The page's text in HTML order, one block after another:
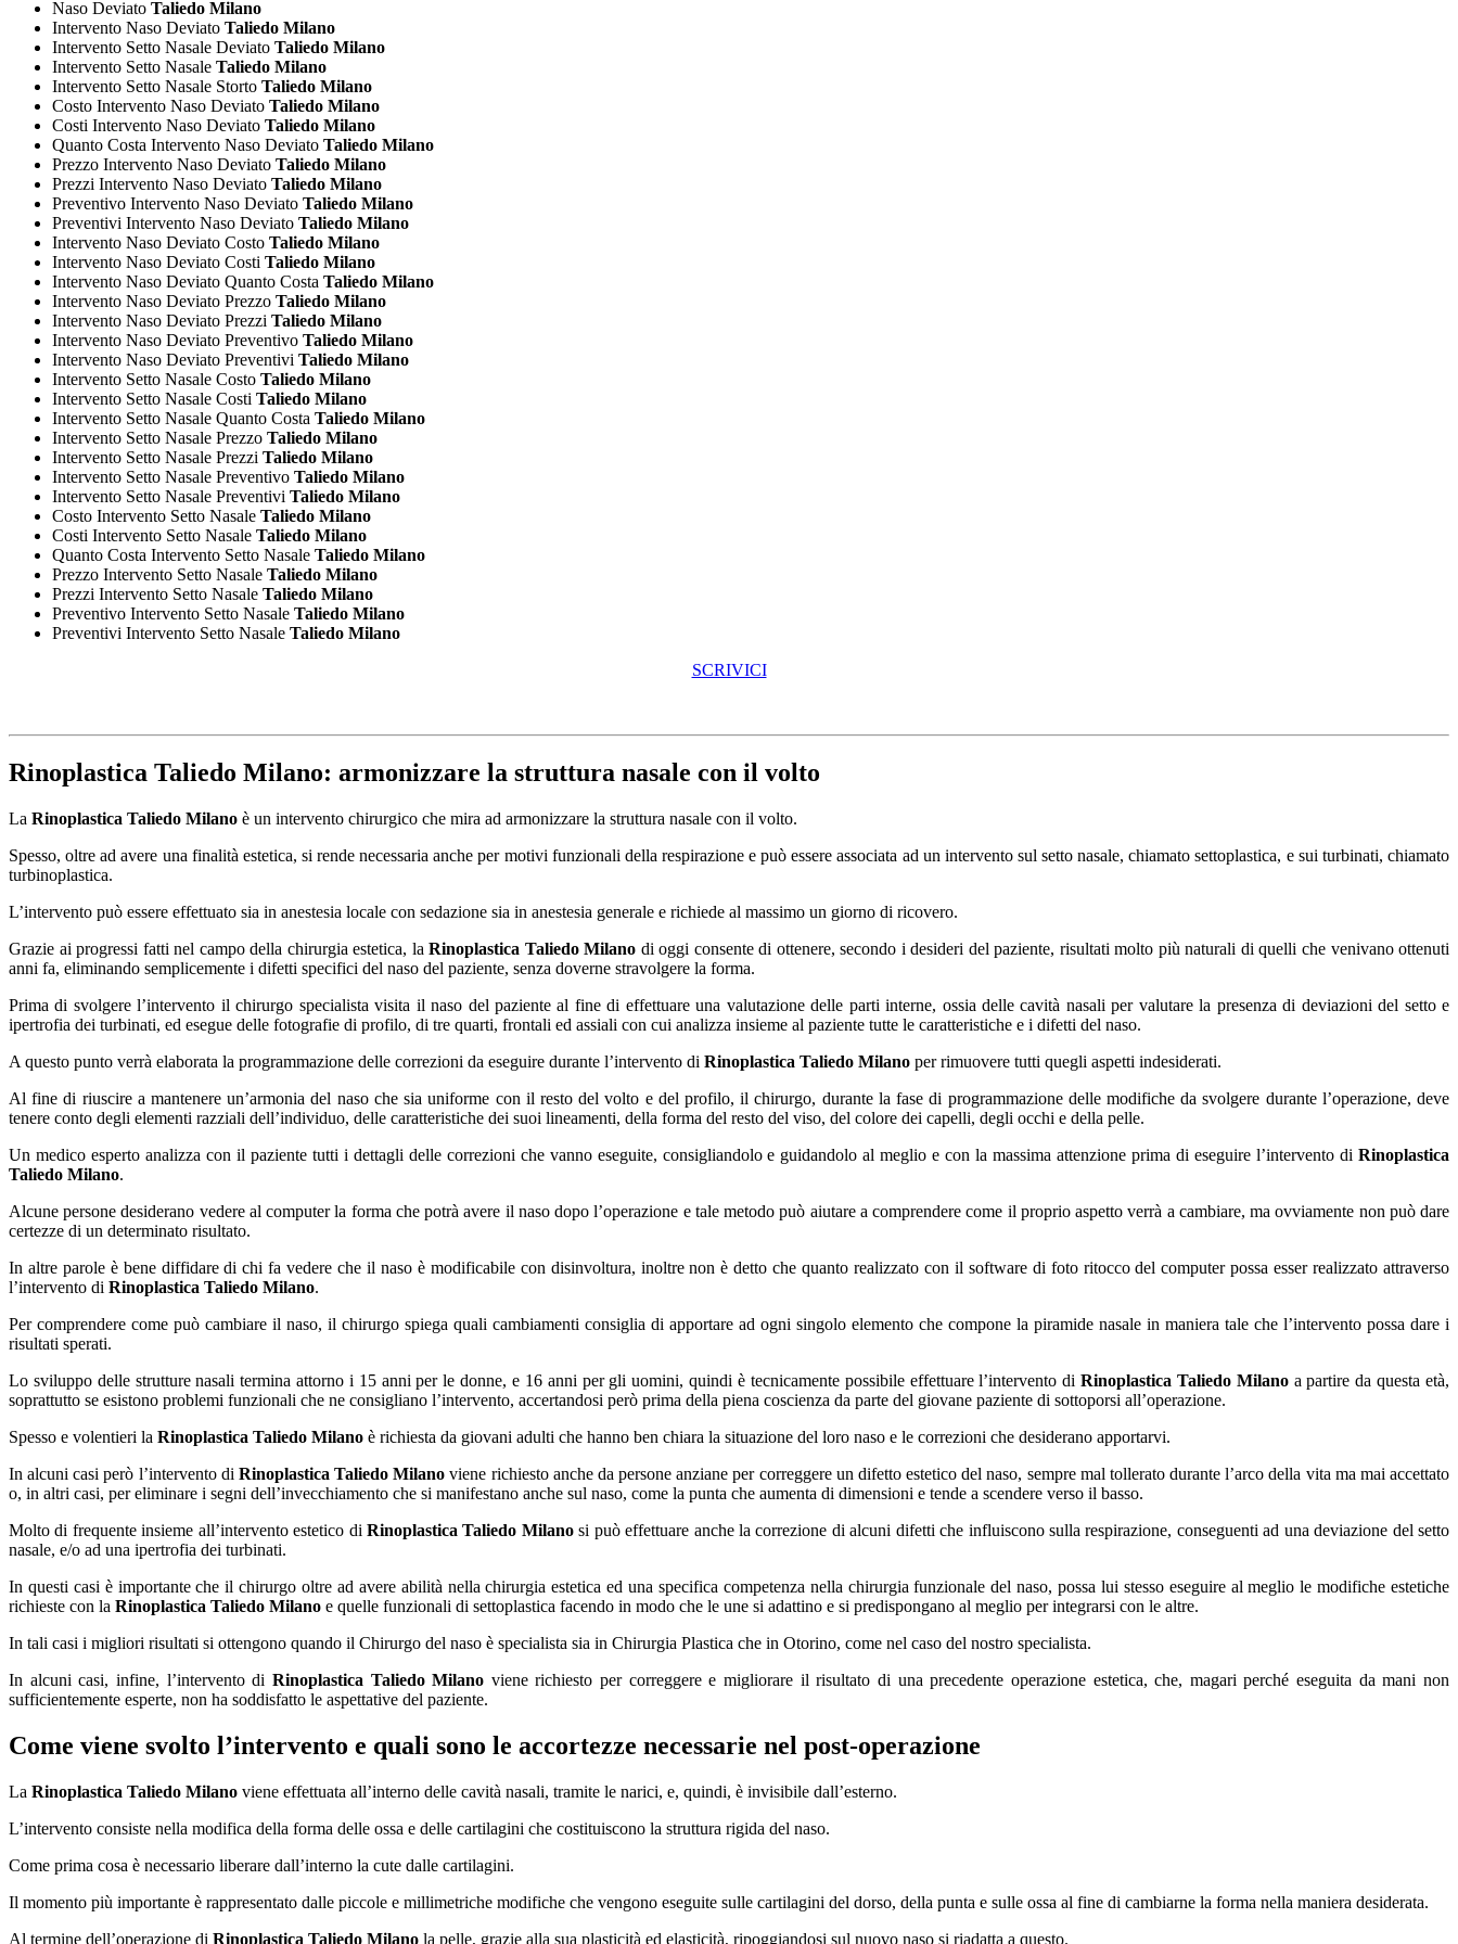
Naso Deviato Taliedo Milano
Intervento Naso Deviato Taliedo Milano
Intervento Setto Nasale Deviato Taliedo Milano
Intervento Setto Nasale Taliedo Milano
Intervento Setto Nasale Storto Taliedo Milano
Costo Intervento Naso Deviato Taliedo Milano
Costi Intervento Naso Deviato Taliedo Milano
Quanto Costa Intervento Naso Deviato Taliedo Milano
Prezzo Intervento Naso Deviato Taliedo Milano
Prezzi Intervento Naso Deviato Taliedo Milano
Preventivo Intervento Naso Deviato Taliedo Milano
Preventivi Intervento Naso Deviato Taliedo Milano
Intervento Naso Deviato Costo Taliedo Milano
Intervento Naso Deviato Costi Taliedo Milano
Intervento Naso Deviato Quanto Costa Taliedo Milano
Intervento Naso Deviato Prezzo Taliedo Milano
Intervento Naso Deviato Prezzi Taliedo Milano
Intervento Naso Deviato Preventivo Taliedo Milano
Intervento Naso Deviato Preventivi Taliedo Milano
Intervento Setto Nasale Costo Taliedo Milano
Intervento Setto Nasale Costi Taliedo Milano
Intervento Setto Nasale Quanto Costa Taliedo Milano
Intervento Setto Nasale Prezzo Taliedo Milano
Intervento Setto Nasale Prezzi Taliedo Milano
Intervento Setto Nasale Preventivo Taliedo Milano
Intervento Setto Nasale Preventivi Taliedo Milano
Costo Intervento Setto Nasale Taliedo Milano
Costi Intervento Setto Nasale Taliedo Milano
Quanto Costa Intervento Setto Nasale Taliedo Milano
Prezzo Intervento Setto Nasale Taliedo Milano
Prezzi Intervento Setto Nasale Taliedo Milano
Preventivo Intervento Setto Nasale Taliedo Milano
Preventivi Intervento Setto Nasale Taliedo Milano
SCRIVICI
Rinoplastica Taliedo Milano: armonizzare la struttura nasale con il volto
La Rinoplastica Taliedo Milano è un intervento chirurgico che mira ad armonizzare la struttura nasale con il volto.
Spesso, oltre ad avere una finalità estetica, si rende necessaria anche per motivi funzionali della respirazione e può essere associata ad un intervento sul setto nasale, chiamato settoplastica, e sui turbinati, chiamato
turbinoplastica.
L’intervento può essere effettuato sia in anestesia locale con sedazione sia in anestesia generale e richiede al massimo un giorno di ricovero.
Grazie ai progressi fatti nel campo della chirurgia estetica, laRinoplastica Taliedo Milano di oggi consente di ottenere, secondo i desideri del paziente, risultati molto più naturali di quelli che venivano ottenuti
anni fa, eliminando semplicemente i difetti specifici del naso del paziente, senza doverne stravolgere la forma.
Prima di svolgere l’intervento il chirurgo specialista visita il naso del paziente al fine di effettuare una valutazione delle parti interne, ossia delle cavità nasali per valutare la presenza di deviazioni del setto e
ipertrofia dei turbinati, ed esegue delle fotografie di profilo, di tre quarti, frontali ed assiali con cui analizza insieme al paziente tutte le caratteristiche e i difetti del naso.
A questo punto verrà elaborata la programmazione delle correzioni da eseguire durante l’intervento di Rinoplastica Taliedo Milano per rimuovere tutti quegli aspetti indesiderati.
Al fine di riuscire a mantenere un’armonia del naso che sia uniforme con il resto del volto e del profilo, il chirurgo, durante la fase di programmazione delle modifiche da svolgere durante l’operazione, deve
tenere conto degli elementi razziali dell’individuo, delle caratteristiche dei suoi lineamenti, della forma del resto del viso, del colore dei capelli, degli occhi e della pelle.
Un medico esperto analizza con il paziente tutti i dettagli delle correzioni che vanno eseguite, consigliandolo e guidandolo al meglio e con la massima attenzione prima di eseguire l’intervento di Rinoplastica
Taliedo Milano.
Alcune persone desiderano vedere al computer la forma che potrà avere il naso dopo l’operazione e tale metodo può aiutare a comprendere come il proprio aspetto verrà a cambiare, ma ovviamente non può dare
certezze di un determinato risultato.
In altre parole è bene diffidare di chi fa vedere che il naso è modificabile con disinvoltura, inoltre non è detto che quanto realizzato con il software di foto ritocco del computer possa esser realizzato attraverso
l’intervento di Rinoplastica Taliedo Milano.
Per comprendere come può cambiare il naso, il chirurgo spiega quali cambiamenti consiglia di apportare ad ogni singolo elemento che compone la piramide nasale in maniera tale che l’intervento possa dare i
risultati sperati.
Lo sviluppo delle strutture nasali termina attorno i 15 anni per le donne, e 16 anni per gli uomini, quindi è tecnicamente possibile effettuare l’intervento diRinoplastica Taliedo Milanoa partire da questa età,
soprattutto se esistono problemi funzionali che ne consigliano l’intervento, accertandosi però prima della piena coscienza da parte del giovane paziente di sottoporsi all’operazione.
Spesso e volentieri la Rinoplastica Taliedo Milano è richiesta da giovani adulti che hanno ben chiara la situazione del loro naso e le correzioni che desiderano apportarvi.
In alcuni casi però l’intervento di Rinoplastica Taliedo Milano viene richiesto anche da persone anziane per correggere un difetto estetico del naso, sempre mal tollerato durante l’arco della vita ma mai accettato
o, in altri casi, per eliminare i segni dell’invecchiamento che si manifestano anche sul naso, come la punta che aumenta di dimensioni e tende a scendere verso il basso.
Molto di frequente insieme all’intervento estetico di Rinoplastica Taliedo Milanosi può effettuare anche la correzione di alcuni difetti che influiscono sulla respirazione, conseguenti ad una deviazione del setto
nasale, e/o ad una ipertrofia dei turbinati.
In questi casi è importante che il chirurgo oltre ad avere abilità nella chirurgia estetica ed una specifica competenza nella chirurgia funzionale del naso, possa lui stesso eseguire al meglio le modifiche estetiche
richieste con la Rinoplastica Taliedo Milano e quelle funzionali di settoplastica facendo in modo che le une si adattino e si predispongano al meglio per integrarsi con le altre.
In tali casi i migliori risultati si ottengono quando il Chirurgo del naso è specialista sia in Chirurgia Plastica che in Otorino, come nel caso del nostro specialista.
In alcuni casi, infine, l’intervento di Rinoplastica Taliedo Milano viene richiesto per correggere e migliorare il risultato di una precedente operazione estetica, che, magari perché eseguita da mani non
sufficientemente esperte, non ha soddisfatto le aspettative del paziente.
Come viene svolto l’intervento e quali sono le accortezze necessarie nel post-operazione
La Rinoplastica Taliedo Milano viene effettuata all’interno delle cavità nasali, tramite le narici, e, quindi, è invisibile dall’esterno.
L’intervento consiste nella modifica della forma delle ossa e delle cartilagini che costituiscono la struttura rigida del naso.
Come prima cosa è necessario liberare dall’interno la cute dalle cartilagini.
Il momento più importante è rappresentato dalle piccole e millimetriche modifiche che vengono eseguite sulle cartilagini del dorso, della punta e sulle ossa al fine di cambiarne la forma nella maniera desiderata.
Al termine dell’operazione di Rinoplastica Taliedo Milano la pelle, grazie alla sua plasticità ed elasticità, ripoggiandosi sul nuovo naso si riadatta a questo.